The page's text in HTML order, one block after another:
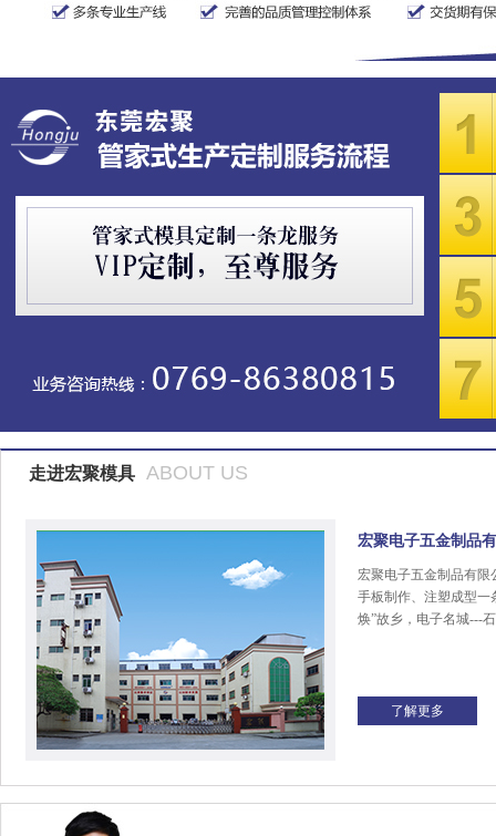
走进宏聚模具 ABOUT US
宏聚电子五金制品
宏聚电子五金制品有限
手板制作、注塑成型一
焕”故乡，电子名城---
了解更多